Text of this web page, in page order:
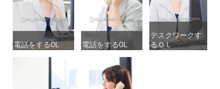
電話をするOL
電話をするOL 電話をするOL
電話をするOL
デスクワークす
るＯＬ
デスクワークす
るＯＬ